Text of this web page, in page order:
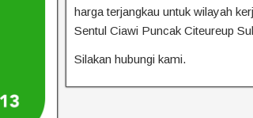
harga terjangkau untuk wilayah
Sentul Ciawi Puncak Citeureup
Silakan hubungi kami.